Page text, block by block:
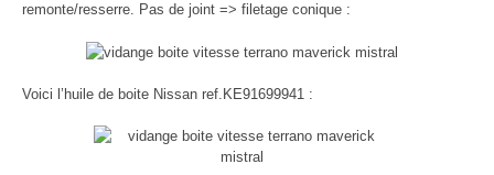
remonte/resserre. Pas de joint => filetage conique :
Voici l’huile de boite Nissan ref.KE91699941 :